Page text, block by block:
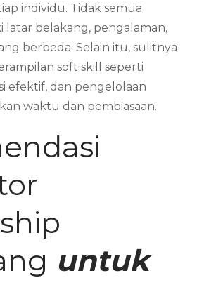
individu. Tidak semua
latar belakang, pengalaman,
berbeda. Selain itu, sulitnya
soft skill seperti
efektif, dan pengelolaan
waktu dan pembiasaan.
untuk